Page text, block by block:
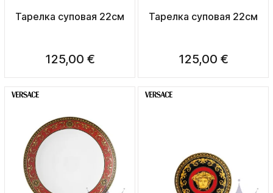
Тарелка суповая 22см
125,00 €
Тарелка суповая 22см
125,00 €